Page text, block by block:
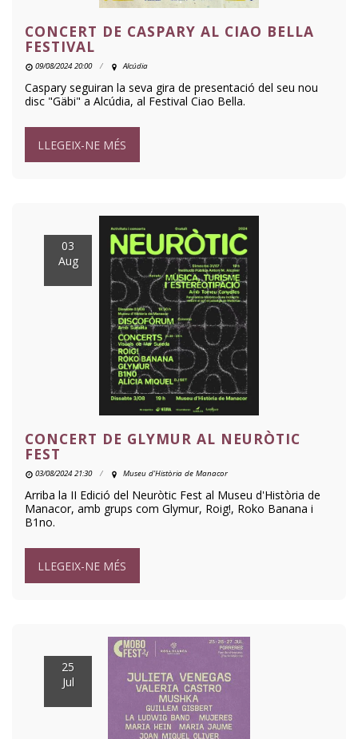
CONCERT DE CASPARY AL CIAO BELLA
FESTIVAL
09/08/2024 20:00 Alcúdia
Caspary seguiran la seva gira de presentació del seu nou
disc "Gäbi" a Alcúdia, al Festival Ciao Bella.
LLEGEIX-NE MÉS
03
Aug
CONCERT DE GLYMUR AL NEURÒTIC
FEST
03/08/2024 21:30 Museu d'Història de Manacor
Arriba la II Edició del Neuròtic Fest al Museu d'Història de
Manacor, amb grups com Glymur, Roig!, Roko Banana i
B1no.
LLEGEIX-NE MÉS
25
Jul